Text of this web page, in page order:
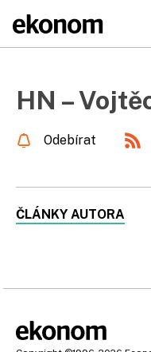
HN –
Odebírat
ČLÁNKY AUTORA